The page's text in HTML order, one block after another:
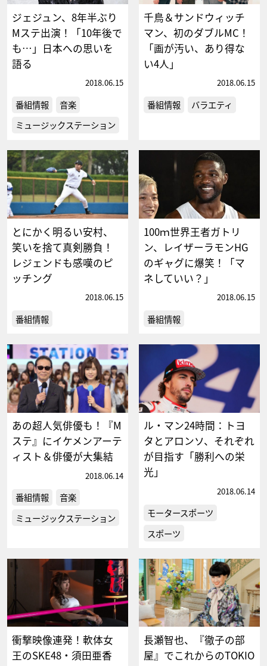
ジェジュン、8年半ぶり
Mステ出演！「10年後で
も…」日本への思いを
語る
2018.06.15
番組情報
音楽
ミュージックステーション
千鳥＆サンドウィッチ
マン、初のダブルMC！
「画が汚い、あり得な
い4人」
2018.06.15
番組情報 バラエティ
とにかく明るい安村、
笑いを捨て真剣勝負！
レジェンドも感嘆のピ
ッチング
2018.06.15
番組情報
100ｍ世界王者ガトリ
ン、レイザーラモンHG
のギャグに爆笑！「マ
ネしていい？」
2018.06.15
番組情報
あの超人気俳優も！『M
ステ』にイケメンアーテ
ィスト＆俳優が大集結
2018.06.14
番組情報
音楽
ミュージックステーション
ル・マン24時間：トヨ
タとアロンソ、それぞれ
が目指す「勝利への栄
光」
2018.06.14
モータースポーツ
スポーツ
衝撃映像連発！軟体女
王のSKE48・須田亜香
長瀬智也、『徹子の部
屋』でこれからのTOKIO